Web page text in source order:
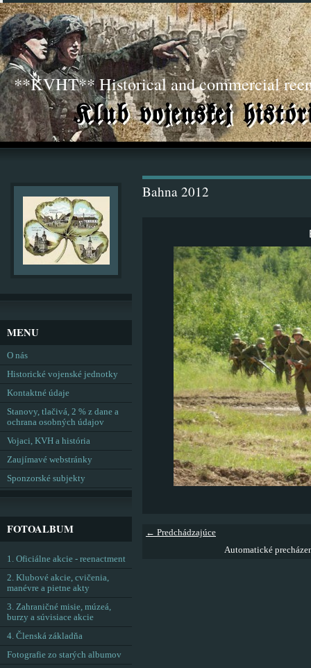
**KVHT** Historical and commercial
Bahna 2012
← Predchádzajúce
Automatické
MENU
O nás
Historické vojenské jednotky
Kontaktné údaje
Stanovy, tlačivá, 2 % z dane a
ochrana osobných údajov
Vojaci, KVH a história
Zaujímavé webstránky
Sponzorské subjekty
FOTOALBUM
1. Oficiálne akcie - reenactment
2. Klubové akcie, cvičenia,
manévre a pietne akty
3. Zahraničné misie, múzeá,
burzy a súvisiace akcie
4. Členská základňa
Fotografie zo starých albumov